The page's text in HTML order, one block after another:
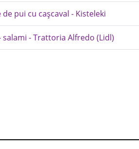
pui cu cașcaval - Kisteleki
salami - Trattoria Alfredo (Lidl)